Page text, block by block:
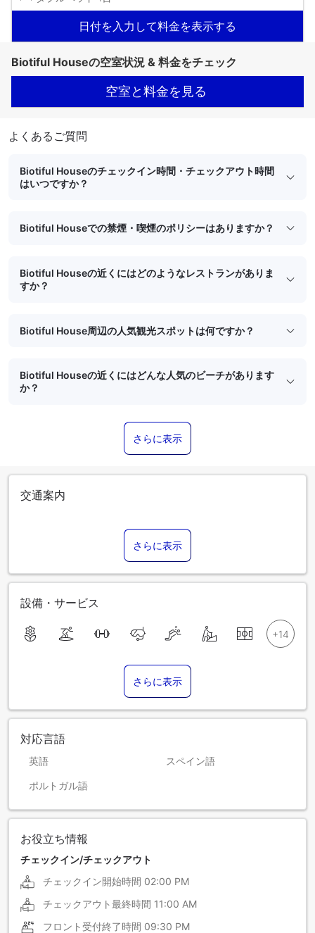
日付を入力して料金を表示する
Biotiful Houseの空室状況 & 料金をチェック
空室と料金を見る
よくあるご質問
Biotiful Houseのチェックイン時間・チェックアウト時間
はいつですか？
Biotiful Houseでの禁煙・喫煙のポリシーはありますか？
Biotiful Houseの近くにはどのようなレストランがありま
すか？
Biotiful House周辺の人気観光スポットは何ですか？
Biotiful Houseの近くにはどんな人気のビーチがあります
か？
さらに表示
交通案内
さらに表示
設備・サービス
さらに表示
対応言語
英語 スペイン語
ポルトガル語
お役立ち情報
チェックイン/チェックアウト
チェックイン開始時間 02:00 PM
チェックアウト最終時間 11:00 AM
フロント受付終了時間 09:30 PM